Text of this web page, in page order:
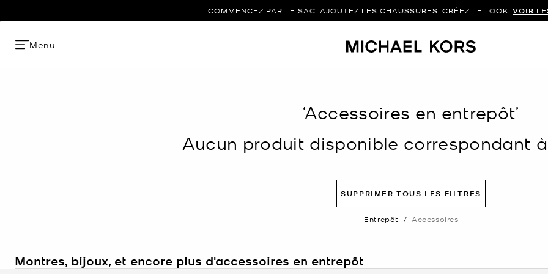
COMMENCEZ PAR LE SAC. AJOUTEZ LES CHAUSSURES. CRÉEZ LE LOOK. VOIR
Menu
‘Accessoires en entrepôt’
Aucun produit disponible correspondant
SUPPRIMER TOUS LES FILTRES
Entrepôt / Accessoires
Montres, bijoux, et encore plus d'accessoires en entrepôt